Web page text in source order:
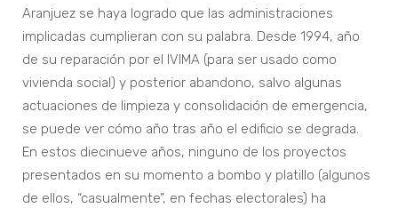
Aranjuez se haya logrado que las administraciones
implicadas cumplieran con su palabra. Desde 1994, año
de su reparación por el IVIMA (para ser usado como
vivienda social) y posterior abandono, salvo algunas
actuaciones de limpieza y consolidación de emergencia,
se puede ver cómo año tras año el edificio se degrada.
En estos diecinueve años, ninguno de los proyectos
presentados en su momento a bombo y platillo (algunos
de ellos, “casualmente”, en fechas electorales) ha